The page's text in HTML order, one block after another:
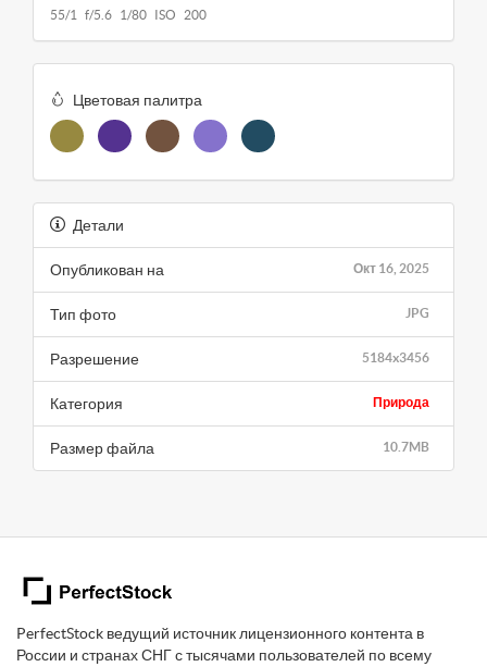
55/1 f/5.6 1/80 ISO 200
Цветовая палитра
Детали
Окт 16, 2025
Опубликован на
JPG
Тип фото
5184x3456
Разрешение
Природа
Категория
10.7MB
Размер файла
PerfectStock ведущий источник лицензионного контента в
России и странах СНГ с тысячами пользователей по всему